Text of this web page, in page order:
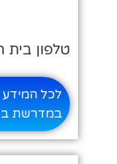
טלפון בית הספר:
לכל המידע
במדרשת בן